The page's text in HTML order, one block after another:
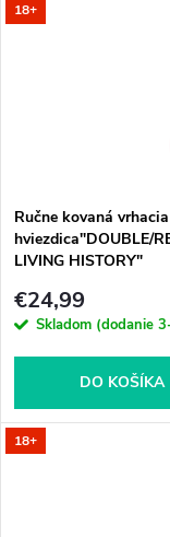
18+
Ručne kovaná vrhacia
hviezdica"DOUBLE/
LIVING HISTORY"
€24,99
Skladom (dodanie
DO KOŠÍKA
18+